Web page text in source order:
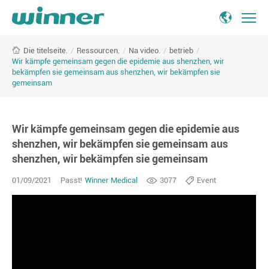
Die titelseite. / Ressourcen. / Na video. / betrieb /
Wir kämpfe gemeinsam gegen die epidemie aus shenzhen, wir
bekämpfen sie gemeinsam aus shenzhen, wir bekämpfen sie
gemeinsam
Wir kämpfe gemeinsam gegen die epidemie aus
shenzhen, wir bekämpfen sie gemeinsam aus
shenzhen, wir bekämpfen sie gemeinsam
01/09/2021 Passt! Winner Medical 3077 Event